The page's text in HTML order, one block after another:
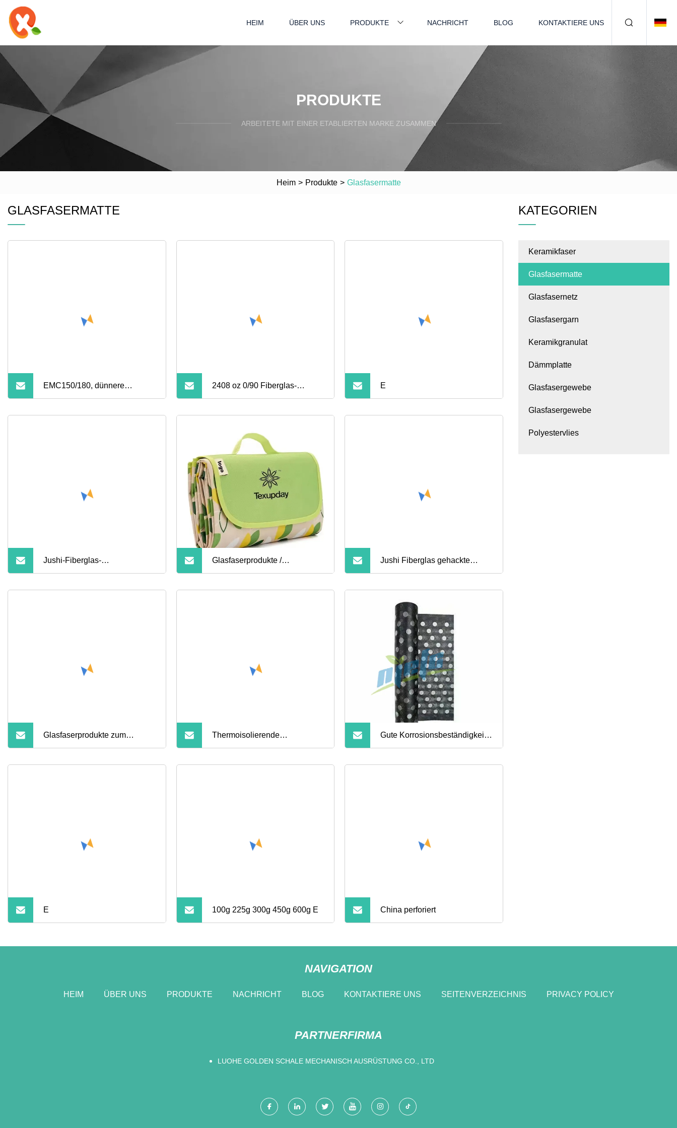
HEIM ÜBER UNS PRODUKTE NACHRICHT BLOG KONTAKTIERE UNS
PRODUKTE
ARBEITETE MIT EINER ETABLIERTEN MARKE ZUSAMMEN
Heim > Produkte > Glasfasermatte
GLASFASERMATTE
EMC150/180, dünnere 2408 oz 0/90 Fiberglas- E
Jushi-Fiberglas- Glasfaserprodukte / Jushi Fiberglas gehackte
Glasfaserprodukte zum Thermoisolierende Gute Korrosionsbeständigkeit
E 100g 225g 300g 450g 600g E China perforiert
KATEGORIEN
Keramikfaser
Glasfasermatte
Glasfasernetz
Glasfasergarn
Keramikgranulat
Dämmplatte
Glasfasergewebe
Glasfasergewebe
Polyestervlies
NAVIGATION
HEIM ÜBER UNS PRODUKTE NACHRICHT BLOG KONTAKTIERE UNS SEITENVERZEICHNIS PRIVACY POLICY
PARTNERFIRMA
LUOHE GOLDEN SCHALE MECHANISCH AUSRÜSTUNG CO., LTD